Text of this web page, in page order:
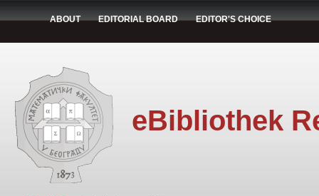
ABOUT EDITORIAL BOARD EDITOR'S CHOICE
eBibliothek